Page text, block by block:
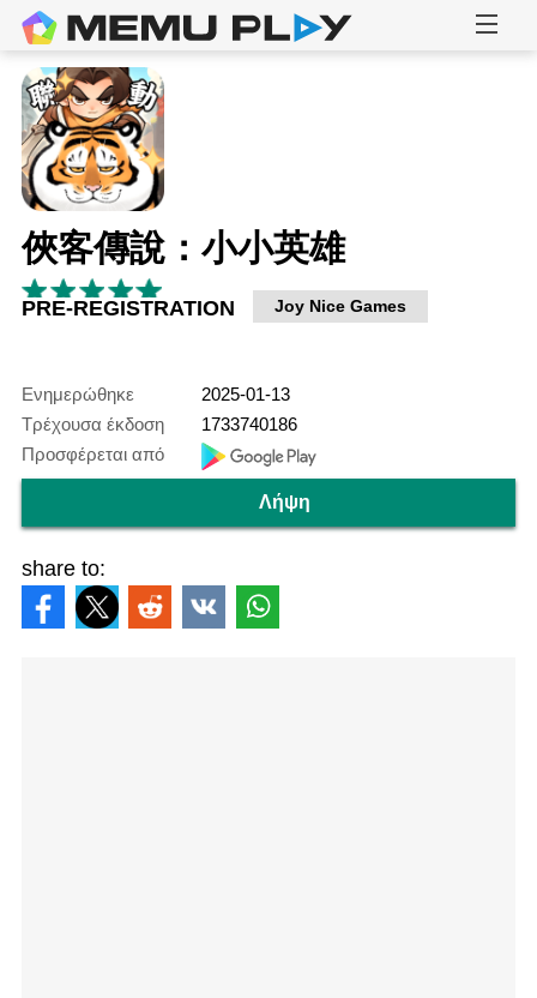
俠客傳說：小小英雄
PRE-REGISTRATION Joy Nice Games
Ενημερώθηκε
2025-01-13
Τρέχουσα έκδοση
1733740186
Προσφέρεται από
Λήψη
share to: